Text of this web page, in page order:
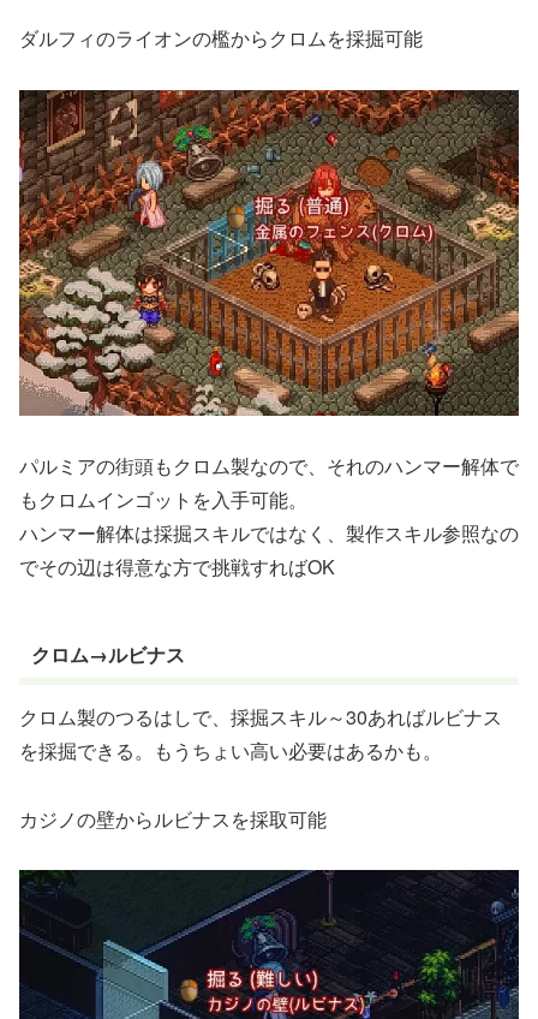
ダルフィのライオンの檻からクロムを採掘可能
パルミアの街頭もクロム製なので、それのハンマー解体で
もクロムインゴットを入手可能。
ハンマー解体は採掘スキルではなく、製作スキル参照なの
でその辺は得意な方で挑戦すればOK
クロム→ルビナス
クロム製のつるはしで、採掘スキル～30あればルビナス
を採掘できる。もうちょい高い必要はあるかも。
カジノの壁からルビナスを採取可能